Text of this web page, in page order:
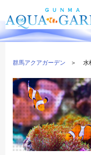
群馬アクアガーデン 水